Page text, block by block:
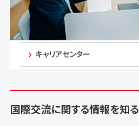
キャリアセンター
国際交流に関する情報を知る